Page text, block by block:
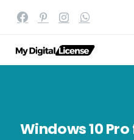
Windows10Pro